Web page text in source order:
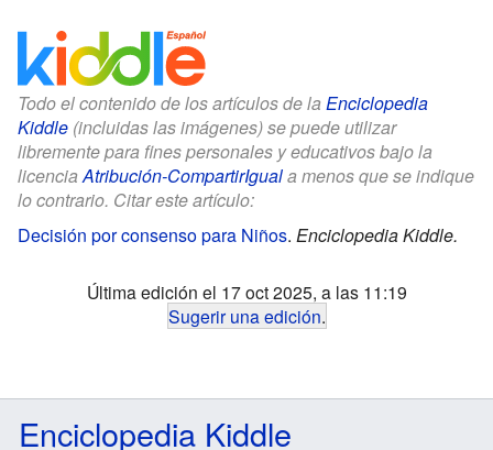
Todo el contenido de los artículos de la Enciclopedia
Kiddle (incluidas las imágenes) se puede utilizar
libremente para fines personales y educativos bajo la
licenciaAtribución-CompartirIguala menos que se indique
lo contrario. Citar este artículo:
Decisión por consenso para Niños. Enciclopedia Kiddle.
Última edición el 17 oct 2025, a las 11:19
Sugerir una edición.
Enciclopedia Kiddle